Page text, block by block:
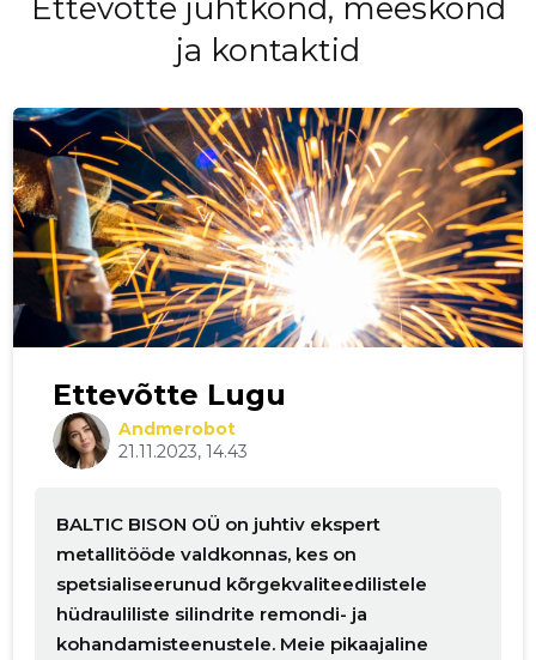
Ettevōtte juhtkond, meeskond
ja kontaktid
Ettevõtte Lugu
Andmerobot
21.11.2023, 14.43
BALTIC BISON OÜ on juhtiv ekspert
metallitööde valdkonnas, kes on
spetsialiseerunud kõrgekvaliteedilistele
hüdrauliliste silindrite remondi- ja
kohandamisteenustele. Meie pikaajaline